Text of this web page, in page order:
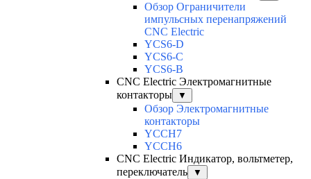
Обзор Ограничители
импульсных перенапряжений
CNC Electric
YCS6-D
YCS6-C
YCS6-B
CNC Electric Электромагнитные
контакторы
▼
Обзор Электромагнитные
контакторы
YCCH7
YCCH6
CNC Electric Индикатор, вольтметер,
переключатель
▼